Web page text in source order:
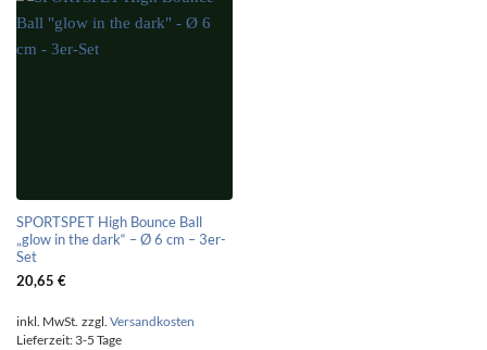
SPORTSPET High Bounce Ball
„glow in the dark“ – Ø 6 cm – 3er-
Set
20,65 €
inkl. MwSt. zzgl. Versandkosten
Lieferzeit: 3-5 Tage